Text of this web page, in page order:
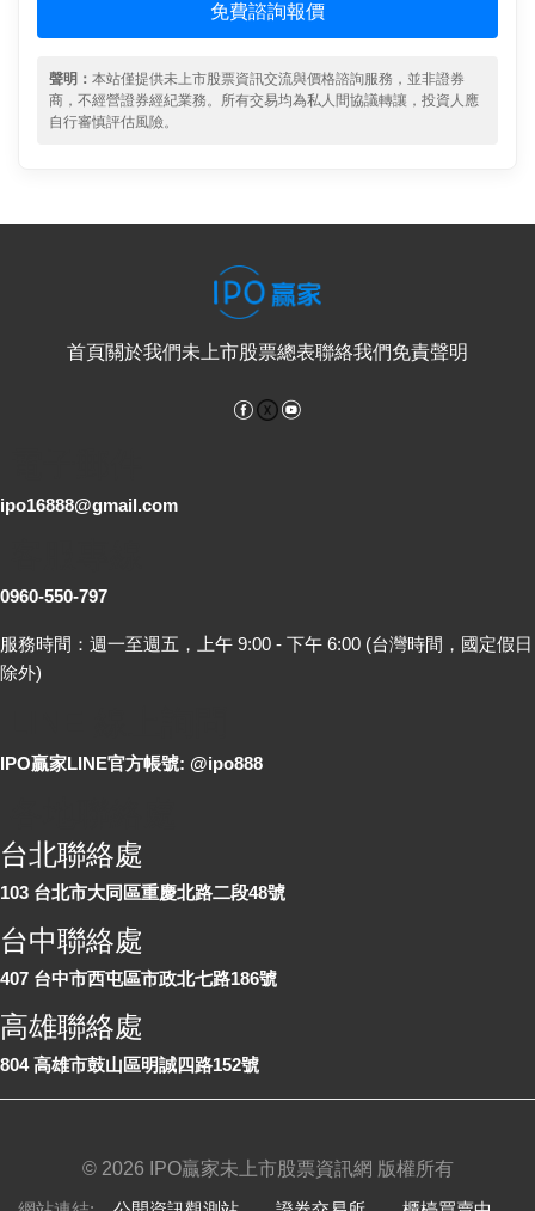
免費諮詢報價
聲明： 本站僅提供未上市股票資訊交流與價格諮詢服務，並非證券
商，不經營證券經紀業務。所有交易均為私人間協議轉讓，投資人應
自行審慎評估風險。
首頁關於我們未上市股票總表聯絡我們免責聲明
Facebook
ipo16888@gmail.com
0960-550-797
服務時間：週一至週五，上午 9:00 - 下午 6:00 (台灣時間，國定假日
除外)
IPO贏家LINE官方帳號: @ipo888
台北聯絡處
103 台北市大同區重慶北路二段48號
台中聯絡處
407 台中市西屯區市政北七路186號
高雄聯絡處
804 高雄市鼓山區明誠四路152號
© 2026 IPO贏家未上市股票資訊網 版權所有